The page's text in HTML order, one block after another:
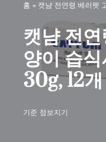
홈 » 캣냠 전연령 베러펫
캣냠 전
양이 습
30g, 12개
기준 정보지기